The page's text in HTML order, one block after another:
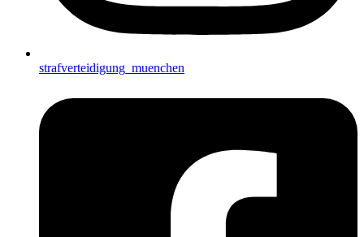
strafverteidigung_muenchen